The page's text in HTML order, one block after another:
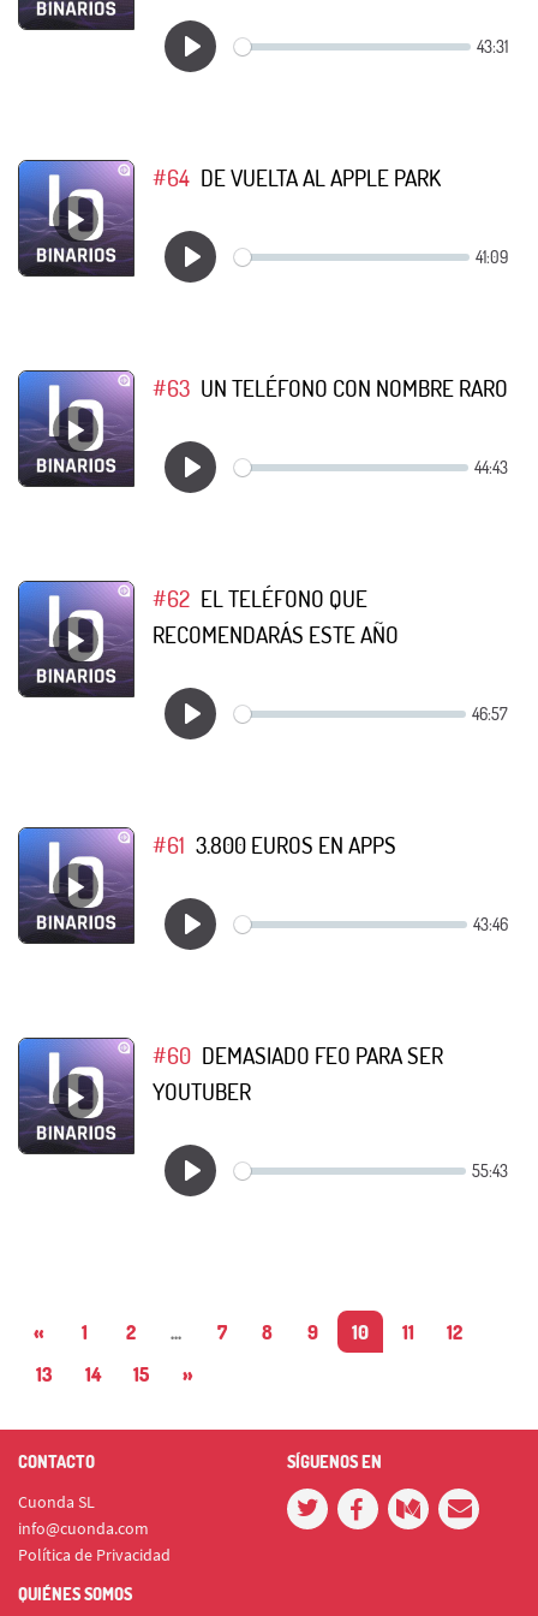
#64 DE VUELTA AL APPLE PARK
#63 UN TELÉFONO CON NOMBRE RARO
#62 EL TELÉFONO QUE
RECOMENDARÁS ESTE AÑO
#61 3.800 EUROS EN APPS
#60 DEMASIADO FEO PARA SER
YOUTUBER
« 1 2 ... 7 8 9 10 11
12
13
14 15 »
CONTACTO
Cuonda SL
info@cuonda.com
Política de Privacidad
SÍGUENOS EN
QUIÉNES SOMOS